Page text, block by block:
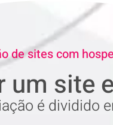
de sites com
site
é dividido